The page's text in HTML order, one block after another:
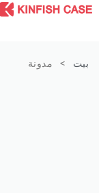
بيت > مدونة